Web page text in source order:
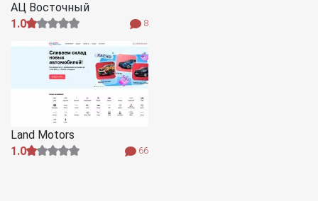
АЦ Восточный
1.0
8
Land Motors
1.0
66